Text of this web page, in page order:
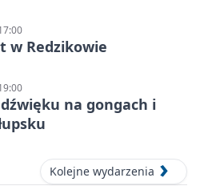
w Redzikowie
na gongach i
Kolejne wydarzenia